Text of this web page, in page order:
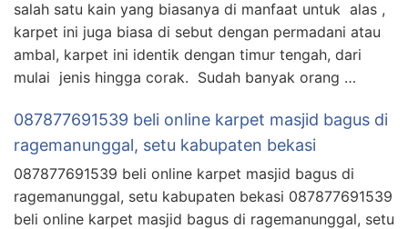
salah satu kain yang biasanya di manfaat untuk alas ,
karpet ini juga biasa di sebut dengan permadani atau
ambal, karpet ini identik dengan timur tengah, dari
mulai jenis hingga corak. Sudah banyak orang …
087877691539 beli online karpet masjid bagus di
ragemanunggal, setu kabupaten bekasi
087877691539 beli online karpet masjid bagus di
ragemanunggal, setu kabupaten bekasi 087877691539
beli online karpet masjid bagus di ragemanunggal, setu